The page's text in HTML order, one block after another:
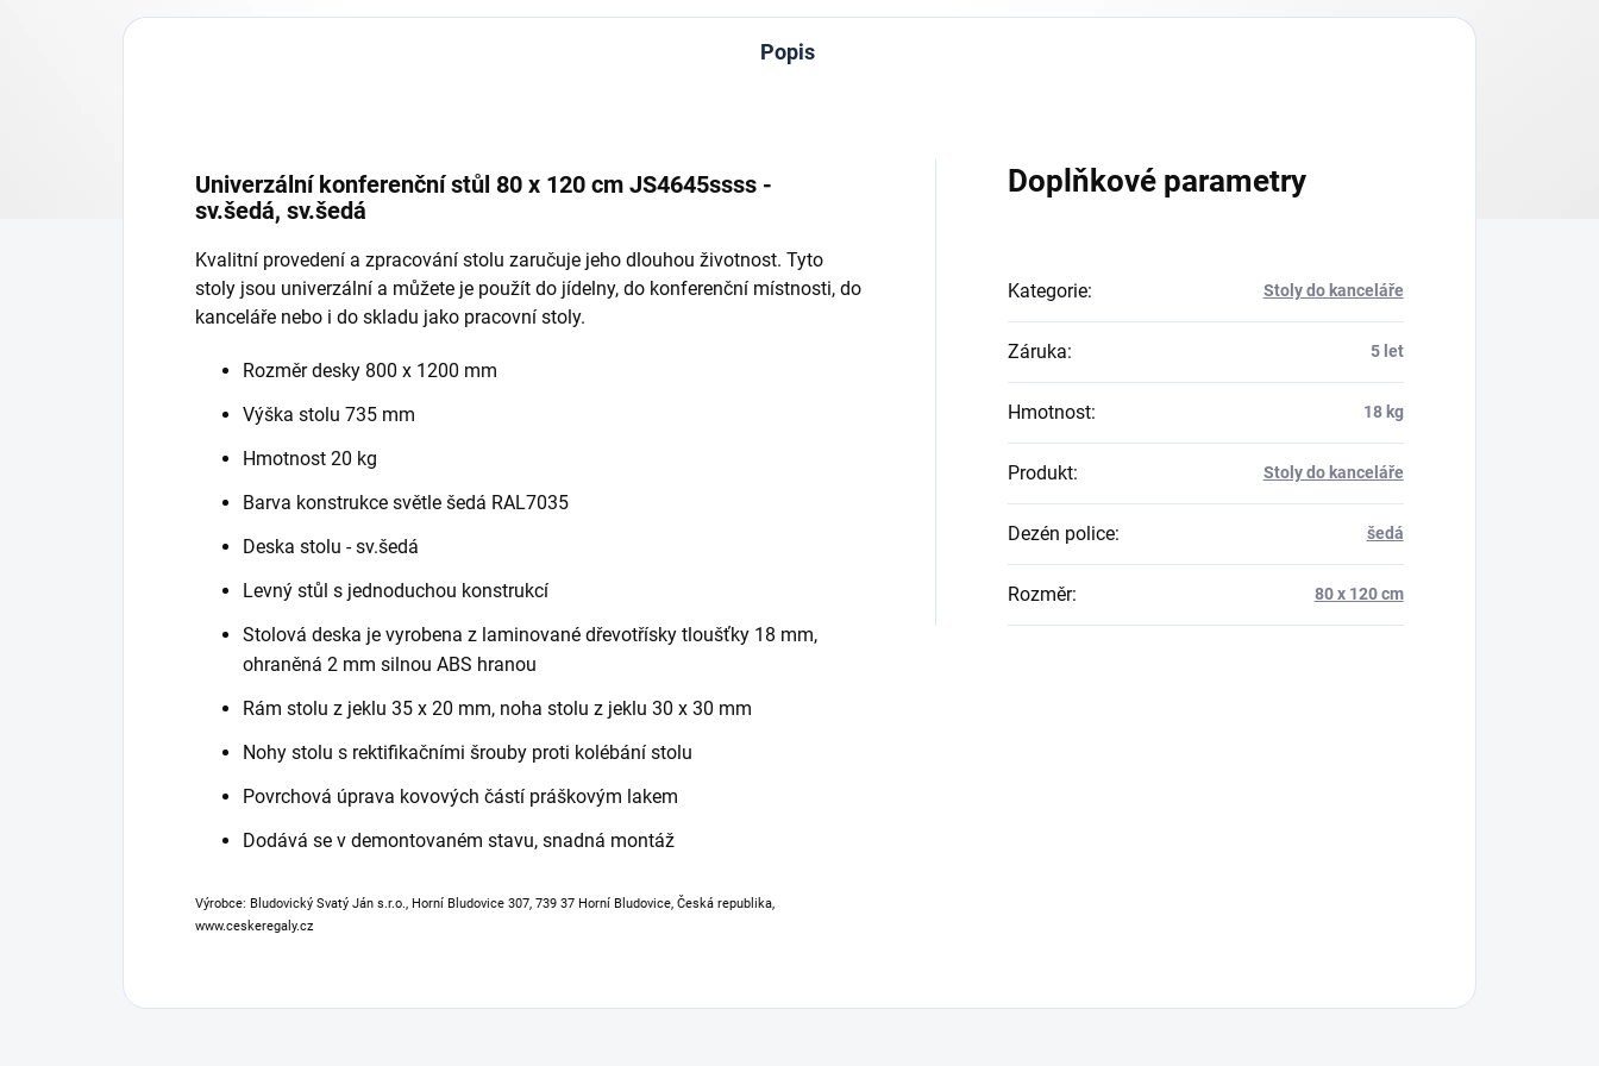
Popis
Univerzální konferenční stůl 80 x 120 cm JS4645ssss -
sv.šedá, sv.šedá
Kvalitní provedení a zpracování stolu zaručuje jeho dlouhou životnost. Tyto
stoly jsou univerzální a můžete je použít do jídelny, do konferenční místnosti, do
kanceláře nebo i do skladu jako pracovní stoly.
Rozměr desky 800 x 1200 mm
Výška stolu 735 mm
Hmotnost 20 kg
Barva konstrukce světle šedá RAL7035
Deska stolu - sv.šedá
Levný stůl s jednoduchou konstrukcí
Stolová deska je vyrobena z laminované dřevotřísky tloušťky 18 mm,
ohraněná 2 mm silnou ABS hranou
Rám stolu z jeklu 35 x 20 mm, noha stolu z jeklu 30 x 30 mm
Nohy stolu s rektifikačními šrouby proti kolébání stolu
Povrchová úprava kovových částí práškovým lakem
Dodává se v demontovaném stavu, snadná montáž
Výrobce: Bludovický Svatý Ján s.r.o., Horní Bludovice 307, 739 37 Horní Bludovice, Česká republika,
www.ceskeregaly.cz
Doplňkové parametry
Kategorie: Stoly do kanceláře
Záruka: 5 let
Hmotnost: 18 kg
Produkt: Stoly do kanceláře
Dezén police: šedá
Rozměr: 80 x 120 cm